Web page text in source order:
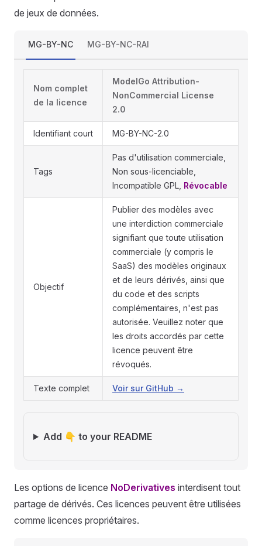
de jeux de données.
MG-BY-NC MG-BY-NC-RAI
Nom complet
de la licence
ModelGo Attribution-
NonCommercial License
2.0
Identifiant court MG-BY-NC-2.0
Tags
Pas d'utilisation commerciale,
Non sous-licenciable,
Incompatible GPL, Révocable
Objectif
Publier des modèles avec
une interdiction commerciale
signifiant que toute utilisation
commerciale (y compris le
SaaS) des modèles originaux
et de leurs dérivés, ainsi que
du code et des scripts
complémentaires, n'est pas
autorisée. Veuillez noter que
les droits accordés par cette
licence peuvent être
révoqués.
Texte complet Voir sur GitHub →
Add 👇 to your README
Les options de licence NoDerivatives interdisent tout
partage de dérivés. Ces licences peuvent être utilisées
comme licences propriétaires.